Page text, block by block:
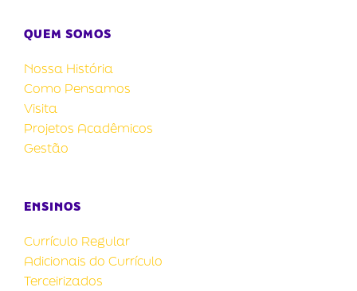
QUEM SOMOS
Nossa História
Como Pensamos
Visita
Projetos Acadêmicos
Gestão
ENSINOS
Currículo Regular
Adicionais do Currículo
Terceirizados